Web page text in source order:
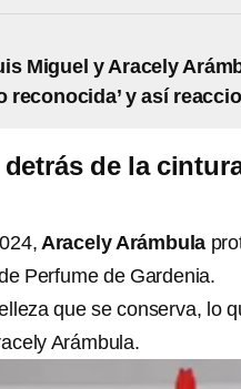
Miguel y Aracely
reconocida’ y así
de la
Aracely Arámbula
Perfume de Gardenia.
que se conserva, lo
Arámbula.